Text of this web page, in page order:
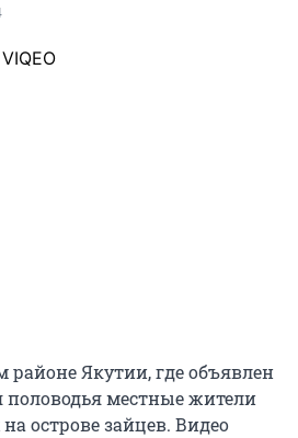
Якутии, где объявлен
местные жители
острове зайцев. Видео